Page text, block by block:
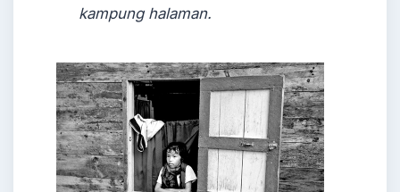
kampung halaman.